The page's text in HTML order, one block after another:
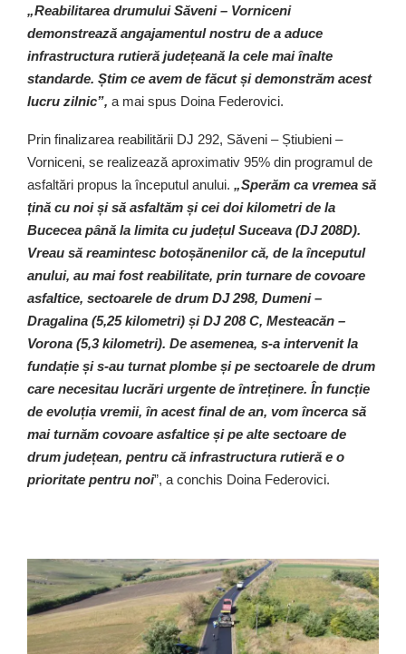
„Reabilitarea drumului Săveni – Vorniceni
demonstrează angajamentul nostru de a aduce
infrastructura rutieră județeană la cele mai înalte
standarde. Știm ce avem de făcut și demonstrăm acest
lucru zilnic”, a mai spus Doina Federovici.
Prin finalizarea reabilitării DJ 292, Săveni – Știubieni –
Vorniceni, se realizează aproximativ 95% din programul de
asfaltări propus la începutul anului. „Sperăm ca vremea să
țină cu noi și să asfaltăm și cei doi kilometri de la
Bucecea până la limita cu județul Suceava (DJ 208D).
Vreau să reamintesc botoșănenilor că, de la începutul
anului, au mai fost reabilitate, prin turnare de covoare
asfaltice, sectoarele de drum DJ 298, Dumeni –
Dragalina (5,25 kilometri) și DJ 208 C, Mesteacăn –
Vorona (5,3 kilometri). De asemenea, s-a intervenit la
fundație și s-au turnat plombe și pe sectoarele de drum
care necesitau lucrări urgente de întreținere. În funcție
de evoluția vremii, în acest final de an, vom încerca să
mai turnăm covoare asfaltice și pe alte sectoare de
drum județean, pentru că infrastructura rutieră e o
prioritate pentru noi”, a conchis Doina Federovici.